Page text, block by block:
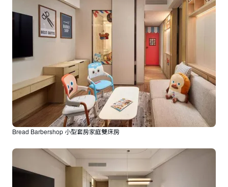
Bread Barbershop 小型套房家庭雙床房